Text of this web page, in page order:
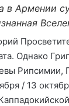
в Армении
Однако
Рипсимии,
/ 13